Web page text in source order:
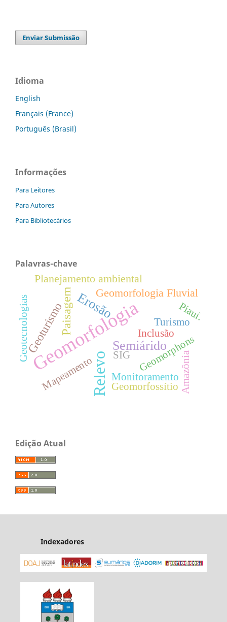
Enviar Submissão
Idioma
English
Français (France)
Português (Brasil)
Informações
Para Leitores
Para Autores
Para Bibliotecários
Palavras-chave
Geomorfologia
Relevo
Semiárido
Erosão
Paisagem
Geoturismo
Geomorfologia Fluvial
Planejamento ambiental
Turismo
Mapeamento Geomorphons
Geotecnologias
Monitoramento Amazônia
Inclusão
SIG
Geomorfossítio
Piauí.
Edição Atual
Indexadores